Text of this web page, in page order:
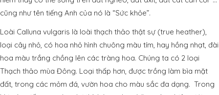
cũng như tên tiếng Anh của nó là “Sức khỏe”.
Loài Calluna vulgaris là loài thạch thảo thật sự (true heather),
loại cây nhỏ, có hoa nhỏ hình chuông màu tím, hay hồng nhạt, đài
hoa màu trắng chồng lên các tràng hoa. Chúng ta có 2 loại
Thạch thảo mùa Đông. Loại thấp hơn, được trồng làm bìa mặt
đất, trong các mỏm đá, vườn hoa cho màu sắc đa dạng. Trong